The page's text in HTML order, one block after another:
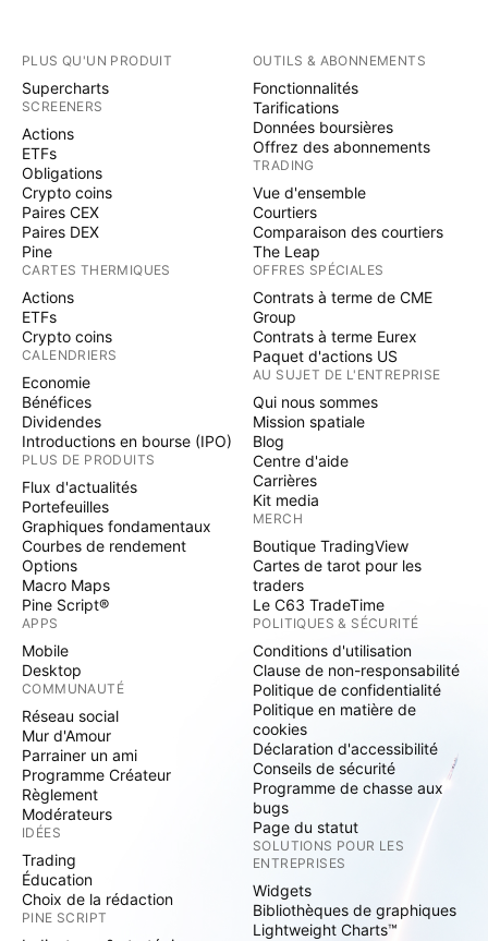
PLUS QU'UN PRODUIT
Supercharts
SCREENERS
Actions
ETFs
Obligations
Crypto coins
Paires CEX
Paires DEX
Pine
CARTES THERMIQUES
Actions
ETFs
Crypto coins
CALENDRIERS
Economie
Bénéfices
Dividendes
Introductions en bourse (IPO)
PLUS DE PRODUITS
Flux d'actualités
Portefeuilles
Graphiques fondamentaux
Courbes de rendement
Options
Macro Maps
Pine Script®
APPS
Mobile
Desktop
COMMUNAUTÉ
Réseau social
Mur d'Amour
Parrainer un ami
Programme Créateur
Règlement
Modérateurs
IDÉES
Trading
Éducation
Choix de la rédaction
PINE SCRIPT
OUTILS & ABONNEMENTS
Fonctionnalités
Tarifications
Données boursières
Offrez des abonnements
TRADING
Vue d'ensemble
Courtiers
Comparaison des courtiers
The Leap
OFFRES SPÉCIALES
Contrats à terme de CME
Group
Contrats à terme Eurex
Paquet d'actions US
AU SUJET DE L'ENTREPRISE
Qui nous sommes
Mission spatiale
Blog
Centre d'aide
Carrières
Kit media
MERCH
Boutique TradingView
Cartes de tarot pour les
traders
Le C63 TradeTime
POLITIQUES & SÉCURITÉ
Conditions d'utilisation
Clause de non-responsabilité
Politique de confidentialité
Politique en matière de
cookies
Déclaration d'accessibilité
Conseils de sécurité
Programme de chasse aux
bugs
Page du statut
SOLUTIONS POUR LES
ENTREPRISES
Widgets
Bibliothèques de graphiques
Lightweight Charts™